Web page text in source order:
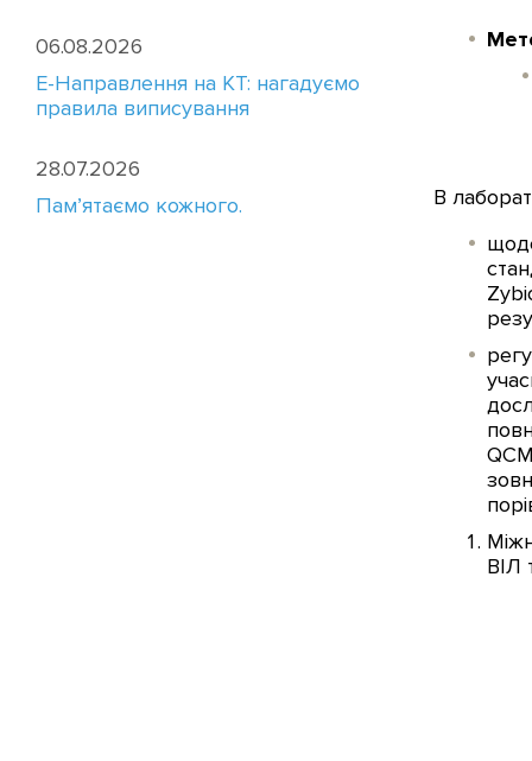
06.08.2026
E-Направлення на КТ: нагадуємо
правила виписування
28.07.2026
Пам’ятаємо кожного.
В
ВІЛ